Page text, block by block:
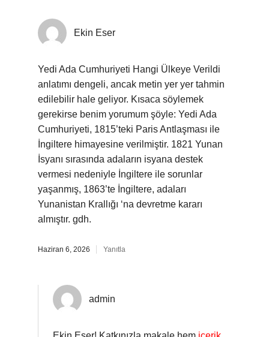
Ekin Eser
Yedi Ada Cumhuriyeti Hangi Ülkeye Verildi
anlatımı dengeli, ancak metin yer yer tahmin
edilebilir hale geliyor. Kısaca söylemek
gerekirse benim yorumum şöyle: Yedi Ada
Cumhuriyeti, 1815’teki Paris Antlaşması ile
İngiltere himayesine verilmiştir. 1821 Yunan
İsyanı sırasında adaların isyana destek
vermesi nedeniyle İngiltere ile sorunlar
yaşanmış, 1863’te İngiltere, adaları
Yunanistan Krallığı ‘na devretme kararı
almıştır. gdh.
Haziran 6, 2026 Yanıtla
admin